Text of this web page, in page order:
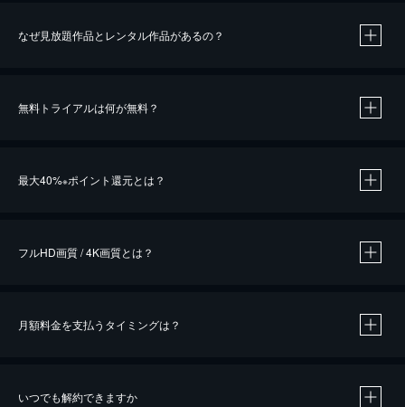
なぜ見放題作品とレンタル作品があるの？
無料トライアルは何が無料？
最大40%※ポイント還元とは？
※40％ポイント還元の対象は、クレジットカード決済による作品の購入 / レンタルです。
iOSアプリのUコイン決済による作品の購入 / レンタルは、20％のポイント還元です。
フルHD画質 / 4K画質とは？
月額料金を支払うタイミングは？
いつでも解約できますか